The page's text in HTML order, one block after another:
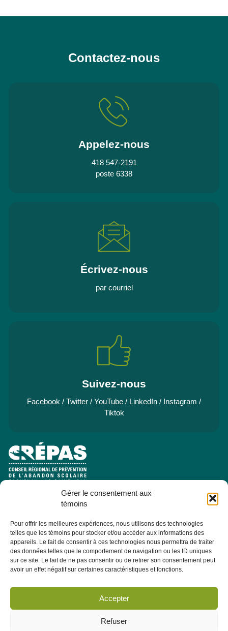
Gérer le consentement aux
témoins
Pour offrir les meilleures expériences, nous utilisons des technologies
telles que les témoins pour stocker et/ou accéder aux informations des
appareils. Le fait de consentir à ces technologies nous permettra de traiter
des données telles que le comportement de navigation ou les ID uniques
sur ce site. Le fait de ne pas consentir ou de retirer son consentement peut
avoir un effet négatif sur certaines caractéristiques et fonctions.
Accepter
Refuser
Contactez-nous
Appelez-nous
418 547-2191
poste 6338
Écrivez-nous
par courriel
Suivez-nous
Facebook / Twitter / YouTube / LinkedIn / Instagram /
Tiktok
Pavillon Manicouagan, 7
Jonquière (Québec) G7X 7W2
Consulter la section À PROPOS - ÉQUIPE pour les coordonnées
des membres de l'équipe.
Abonnez-vous dès maintenant à notre infolettre pour recevoir
toutes les actualités, les évènements et autres concernant le